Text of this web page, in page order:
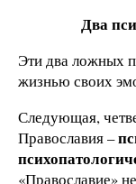
Два
Эти два ложных
жизнью своих
Следующая,
Православия –
«Православие»